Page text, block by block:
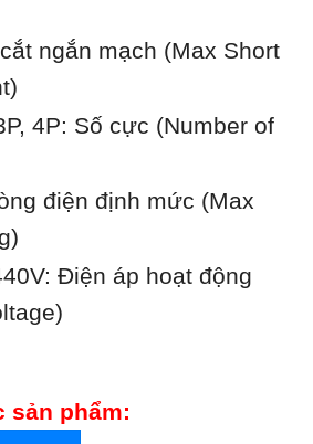
ngắn mạch (Max Short
4P: Số cực (Number of
điện định mức (Max
Điện áp hoạt động
sản phẩm: